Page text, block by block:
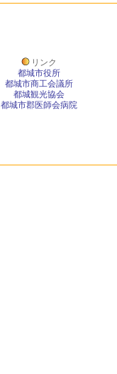
リンク
都城市役所
都城市商工会議所
都城観光協会
都城市郡医師会病院